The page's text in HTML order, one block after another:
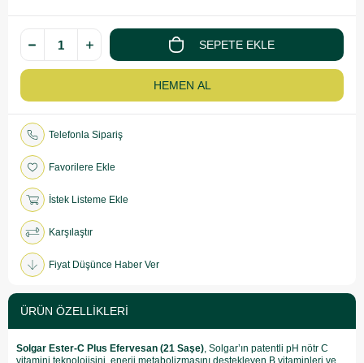
Telefonla Sipariş
Favorilere Ekle
İstek Listeme Ekle
Karşılaştır
Fiyat Düşünce Haber Ver
ÜRÜN ÖZELLIKLERI
Solgar Ester-C Plus Efervesan (21 Saşe), Solgar’ın patentli pH nötr C
vitamini teknolojisini, enerji metabolizmasını destekleyen B vitaminleri ve